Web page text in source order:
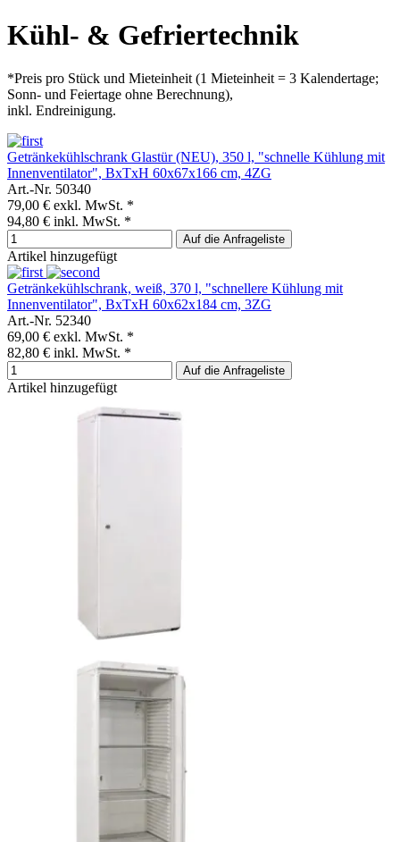
Kühl- & Gefriertechnik
*Preis pro Stück und Mieteinheit (1 Mieteinheit = 3 Kalendertage;
Sonn- und Feiertage ohne Berechnung),
inkl. Endreinigung.
Getränkekühlschrank Glastür (NEU), 350 l, "schnelle Kühlung mit
Innenventilator", BxTxH 60x67x166 cm, 4ZG
Art.-Nr. 50340
79,00 € exkl. MwSt. *
94,80 € inkl. MwSt. *
Auf die Anfrageliste
Artikel hinzugefügt
Getränkekühlschrank, weiß, 370 l, "schnellere Kühlung mit
Innenventilator", BxTxH 60x62x184 cm, 3ZG
Art.-Nr. 52340
69,00 € exkl. MwSt. *
82,80 € inkl. MwSt. *
Auf die Anfrageliste
Artikel hinzugefügt